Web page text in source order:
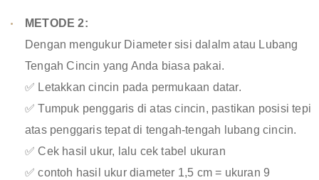
METODE 2:
Dengan mengukur Diameter sisi dalalm atau Lubang
Tengah Cincin yang Anda biasa pakai.
✅ Letakkan cincin pada permukaan datar.
✅ Tumpuk penggaris di atas cincin, pastikan posisi tepi
atas penggaris tepat di tengah-tengah lubang cincin.
✅ Cek hasil ukur, lalu cek tabel ukuran
✅ contoh hasil ukur diameter 1,5 cm = ukuran 9